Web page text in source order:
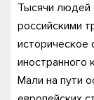
Тысячи людей
российскими
историческое
иностранного
Мали на пути